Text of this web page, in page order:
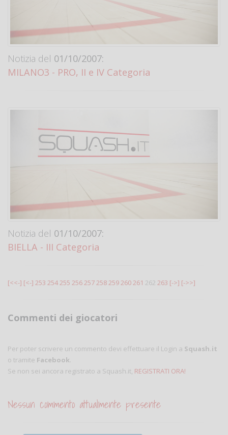
Notizia del 01/10/2007:
MILANO3 - PRO, II e IV Categoria
Notizia del 01/10/2007:
BIELLA - III Categoria
[<<-] [<-] 253 254255 256257258259260261 262 263 [->] [->>]
Commenti dei giocatori
Per poter scrivere un commento devi effettuare il Login a Squash.it
o tramite Facebook.
Se non sei ancora registrato a Squash.it, REGISTRATI ORA!
Nessun commento attualmente presente